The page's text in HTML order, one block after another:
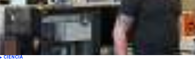
CIENCIA